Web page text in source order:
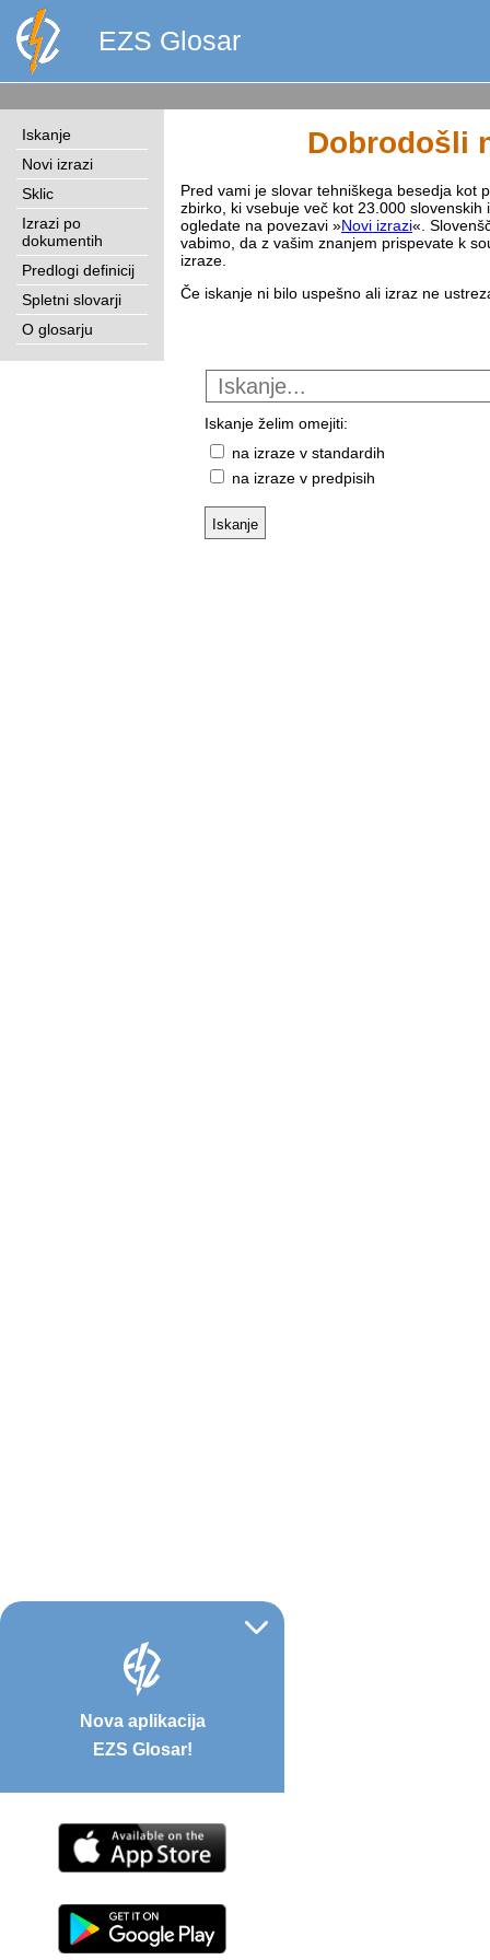
EZS Glosar
Iskanje
Novi izrazi
Sklic
Izrazi po
dokumentih
Predlogi definicij
Spletni slovarji
O glosarju
Dobrodošli
Pred vami je slovar tehniškega besedja kot
zbirko, ki vsebuje več kot 23.000
ogledate na povezavi »Novi izrazi«.
vabimo, da z vašim znanjem prispevate k
izraze.
Če iskanje ni bilo uspešno ali izraz ne
Iskanje želim omejiti:
na izraze v standardih
na izraze v predpisih
Nova aplikacija
EZS Glosar!